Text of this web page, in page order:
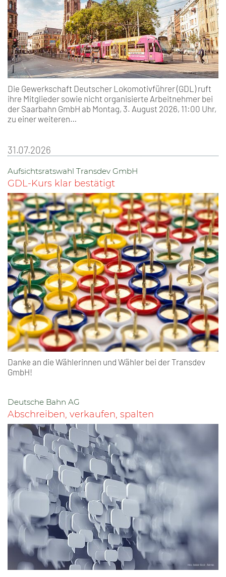
Die Gewerkschaft Deutscher Lokomotivführer (GDL) ruft
ihre Mitglieder sowie nicht organisierte Arbeitnehmer bei
der Saarbahn GmbH ab Montag, 3. August 2026, 11:00 Uhr,
zu einer weiteren…
31.07.2026
Aufsichtsratswahl Transdev GmbH
GDL-Kurs klar bestätigt
Danke an die Wählerinnen und Wähler bei der Transdev
GmbH!
Deutsche Bahn AG
Abschreiben, verkaufen, spalten